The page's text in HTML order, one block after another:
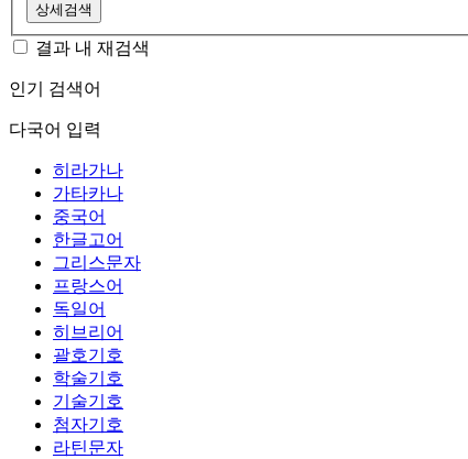
상세검색
결과 내 재검색
인기 검색어
다국어 입력
히라가나
가타카나
중국어
한글고어
그리스문자
프랑스어
독일어
히브리어
괄호기호
학술기호
기술기호
첨자기호
라틴문자